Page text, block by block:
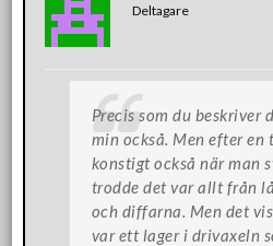
Deltagare
Precis som du beskriver
min också. Men efter en
konstigt också när man
trodde det var allt från
och diffarna. Men det
var ett lager i drivaxeln